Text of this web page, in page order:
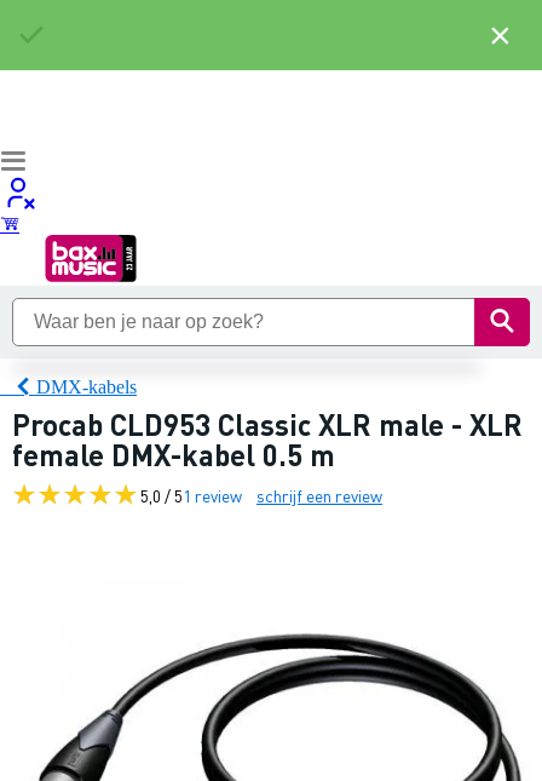
DMX-kabels
Procab CLD953 Classic XLR male - XLR
female DMX-kabel 0.5 m
5,0 / 51 review schrijf een review
×